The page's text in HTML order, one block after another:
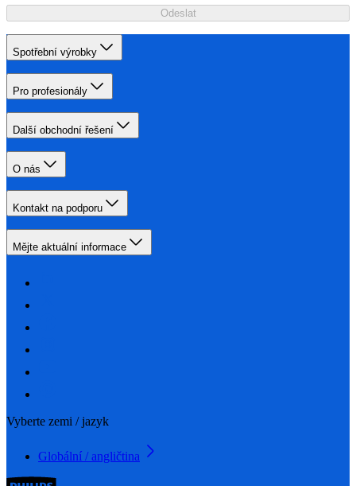
Odeslat
Spotřební výrobky
Pro profesionály
Další obchodní řešení
O nás
Kontakt na podporu
Mějte aktuální informace
Vyberte zemi / jazyk
Globální / angličtina